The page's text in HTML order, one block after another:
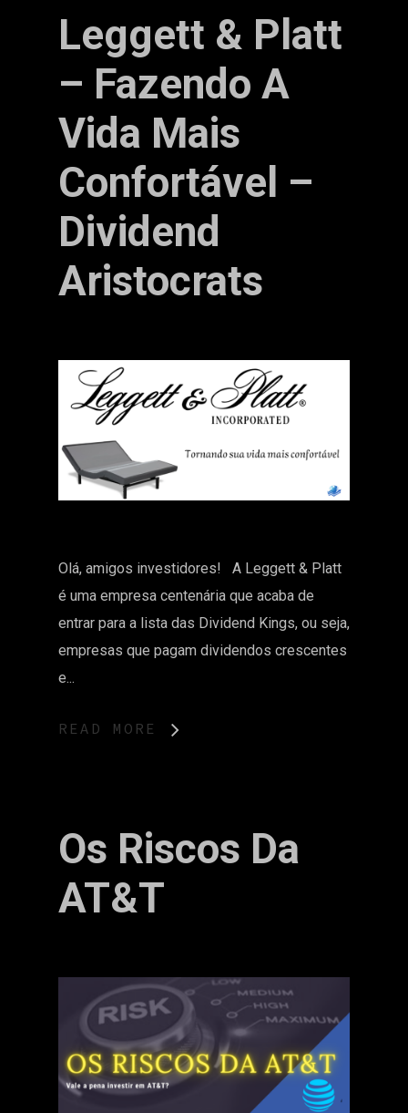
Leggett & Platt
– Fazendo A
Vida Mais
Confortável –
Dividend
Aristocrats
Olá, amigos investidores! A Leggett & Platt
é uma empresa centenária que acaba de
entrar para a lista das Dividend Kings, ou seja,
empresas que pagam dividendos crescentes
e...
READ MORE
Os Riscos Da
AT&T